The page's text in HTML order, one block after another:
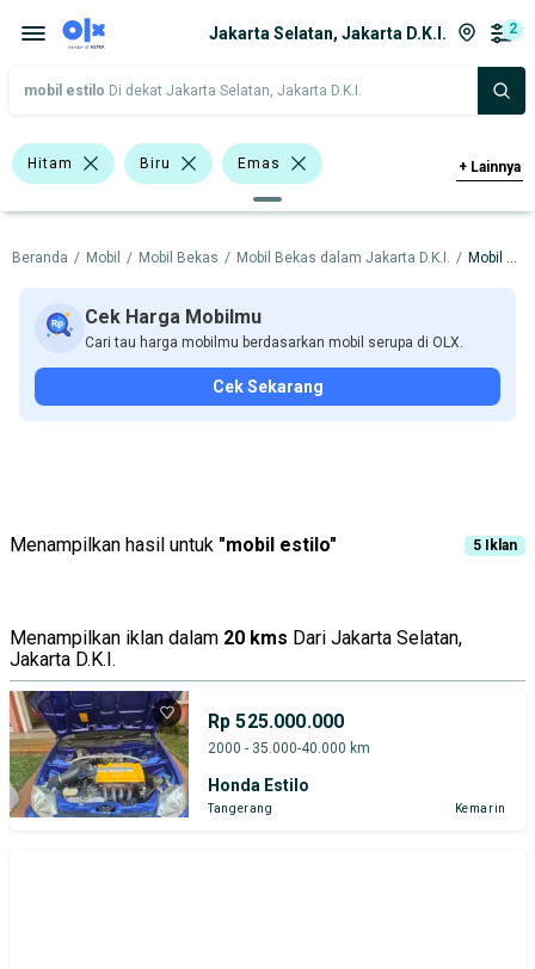
Jakarta Selatan, Jakarta D.K.I. 2
mobil estilo Di dekat Jakarta Selatan, Jakarta D.K.I.
Hitam Biru Emas
Abu-Abu Silver Merah
Putih Kuning Hatchback
Wagon Coupe
+ Lainnya
Beranda / Mobil / Mobil Bekas / Mobil Bekas dalam Jakarta D.K.I. / Mobil Bekas dalam Jakarta Selatan
Cek Harga Mobilmu
Cari tau harga mobilmu berdasarkan mobil serupa di OLX.
Cek Sekarang
Menampilkan hasil untuk "mobil estilo" 5 Iklan
Menampilkan iklan dalam 20 kms Dari Jakarta Selatan,
Jakarta D.K.I.
Rp 525.000.000
2000 - 35.000-40.000 km
Honda Estilo
Tangerang Kemarin